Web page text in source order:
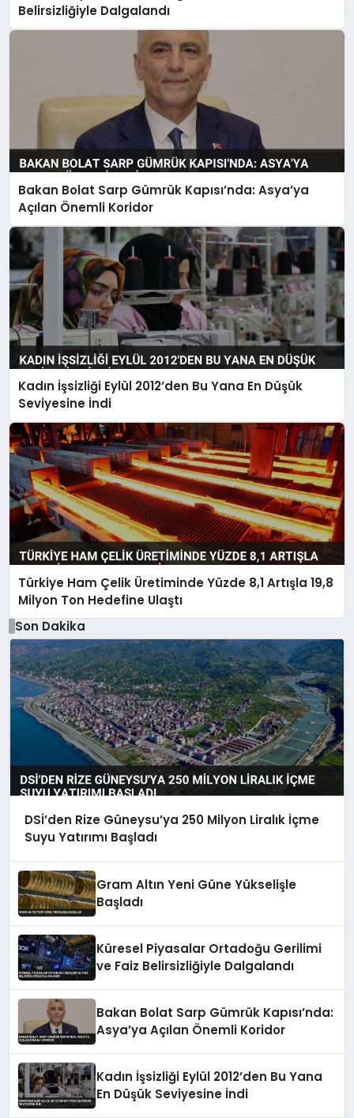
Belirsizliğiyle Dalgalandı
Bakan Bolat Sarp Gümrük Kapısı’nda: Asya’ya
Açılan Önemli Koridor
Kadın İşsizliği Eylül 2012’den Bu Yana En Düşük
Seviyesine İndi
Türkiye Ham Çelik Üretiminde Yüzde 8,1 Artışla 19,8
Milyon Ton Hedefine Ulaştı
Son Dakika
DSİ’den Rize Güneysu’ya 250 Milyon Liralık İçme
Suyu Yatırımı Başladı
Gram Altın Yeni Güne Yükselişle
Başladı
Küresel Piyasalar Ortadoğu Gerilimi
ve Faiz Belirsizliğiyle Dalgalandı
Bakan Bolat Sarp Gümrük Kapısı’nda:
Asya’ya Açılan Önemli Koridor
Kadın İşsizliği Eylül 2012’den Bu Yana
En Düşük Seviyesine İndi